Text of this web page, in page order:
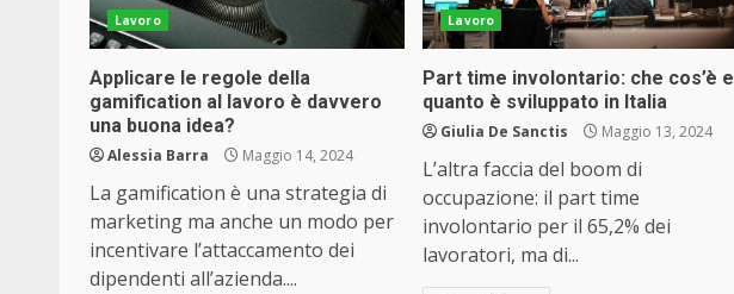
Lavoro
Applicare le regole della
gamification al lavoro è davvero
una buona idea?
Alessia Barra Maggio 14, 2024
La gamification è una strategia di
marketing ma anche un modo per
incentivare l’attaccamento dei
dipendenti all’azienda....
Lavoro
Part time involontario: che cos’è e
quanto è sviluppato in Italia
Giulia De Sanctis Maggio 13, 2024
L’altra faccia del boom di
occupazione: il part time
involontario per il 65,2% dei
lavoratori, ma di...